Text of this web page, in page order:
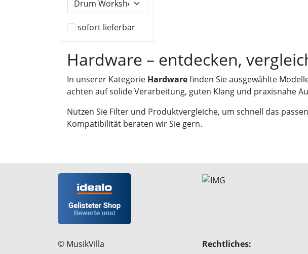
sofort lieferbar
Hardware – entdecken,
In unserer Kategorie Hardwarefinden Sie ausgewählte
achten auf solide Verarbeitung, guten Klang und praxisnahe
Nutzen Sie Filter und Produktvergleiche, um schnell das
Kompatibilität beraten wir Sie gern.
© MusikVilla
Rechtliches: